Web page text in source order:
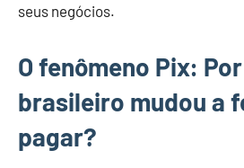
seus negócios.
O fenômeno Pix:
brasileiro mudou a
pagar?